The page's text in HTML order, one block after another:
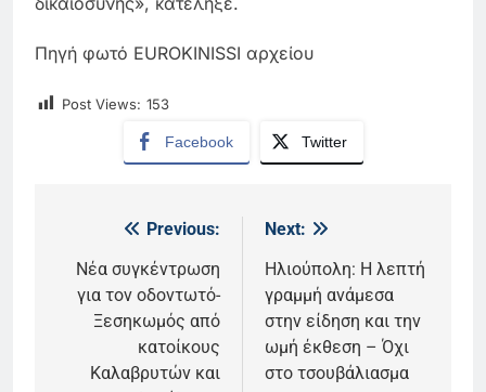
Πηγή φωτό EUROKINISSI αρχείου
Post Views: 153
Facebook Twitter
Πλοήγηση
άρθρων
Previous:
Νέα συγκέντρωση
για τον οδοντωτό-
Ξεσηκωμός από
κατοίκους
Καλαβρυτών και
Next:
Ηλιούπολη: Η λεπτή
γραμμή ανάμεσα
στην είδηση και την
ωμή έκθεση – Όχι
στο τσουβάλιασμα